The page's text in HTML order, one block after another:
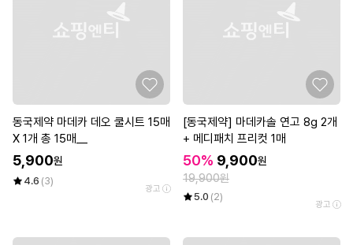
동국제약 마데카 데오 쿨시트 15매
X 1개 총 15매__
5,900원
4.6 (3)
광고
[동국제약] 마데카솔 연고 8g 2개
+ 메디패치 프리컷 1매
50% 9,900원
19,900원
5.0 (2)
광고